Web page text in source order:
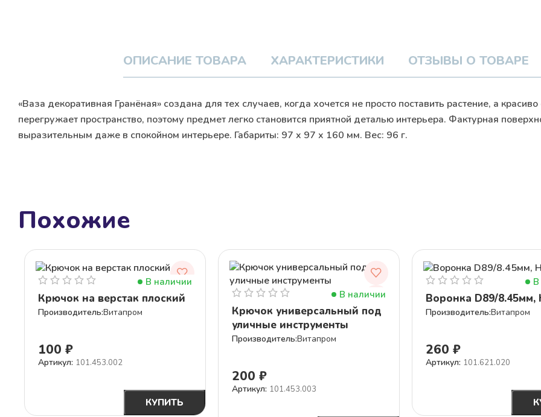
ОПИСАНИЕ ТОВАРА ХАРАКТЕРИСТИКИ ОТЗЫВЫ О ТОВАРЕ
«Ваза декоративная Гранёная» создана для тех случаев, когда хочется не просто поставить растение, а
перегружает пространство, поэтому предмет легко становится приятной деталью интерьера. Фактурная
выразительным даже в спокойном интерьере. Габариты: 97 x 97 x 160 мм. Вес: 96 г.
Похожие
Крючок на верстак плоский
Витапром
В наличии
100 ₽
БЫСТРАЯ
КУПИТЬ
Артикул: 101.453.002
Крючок универсальный под
уличные инструменты
Витапром
В наличии
200 ₽
Артикул: 101.453.003
Воронка D89/8.45мм,
Витапром
260 ₽
Артикул: 101.621.020